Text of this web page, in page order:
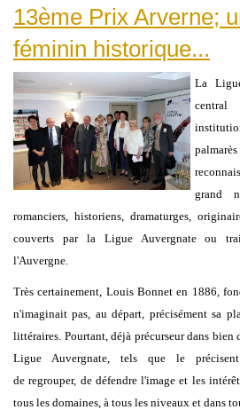
13ème Prix Arverne;
féminin historique...
La
grand
romanciers, historiens, dramaturges,
couverts par la Ligue Auvergnate ou
l'Auvergne.
Très certainement, Louis Bonnet en 1886,
n'imaginait pas, au départ, précisément sa
littéraires. Pourtant, déjà précurseur dans
Ligue Auvergnate, tels que le
de regrouper, de défendre l'image et les
tous les domaines, à tous les niveaux et dans